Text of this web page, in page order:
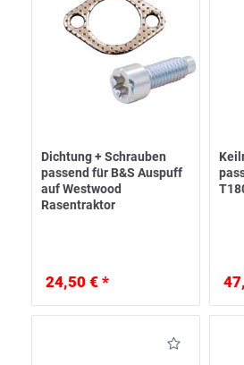
Dichtung + Schrauben
passend für B&S Auspuff
auf Westwood
Rasentraktor
24,50 € *